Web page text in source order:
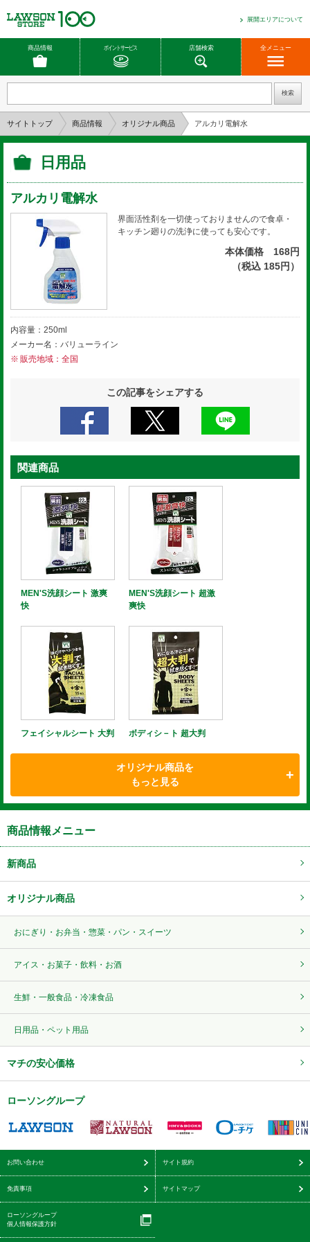
展開エリアについて
商品情報 ポイントサービス 店舗検索 全メニュー
サイトトップ 商品情報 オリジナル商品 アルカリ電解水
日用品
アルカリ電解水
界面活性剤を一切使っておりませんので食卓・
キッチン廻りの洗浄に使っても安心です。
本体価格 168円
（税込 185円）
内容量：250ml
メーカー名：バリューライン
販売地域：全国
この記事をシェアする
関連商品
MEN'S洗顔シート 激爽
快
MEN'S洗顔シート 超激
爽快
フェイシャルシート 大判 ボディシ－ト 超大判
オリジナル商品を
もっと見る
商品情報メニュー
新商品
オリジナル商品
おにぎり・お弁当・惣菜・パン・スイーツ
アイス・お菓子・飲料・お酒
生鮮・一般食品・冷凍食品
日用品・ペット用品
マチの安心価格
ローソングループ
お問い合わせ サイト規約
免責事項 サイトマップ
ローソングループ
個人情報保護方針